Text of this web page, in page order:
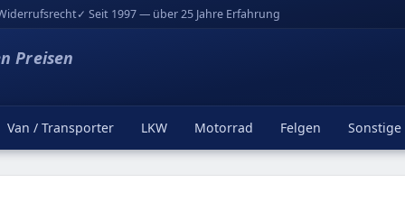
✓ Seit 1997 — über 25 Jahre Erfahrung
Preisen
Van / Transporter LKW Motorrad Felgen Sonstige